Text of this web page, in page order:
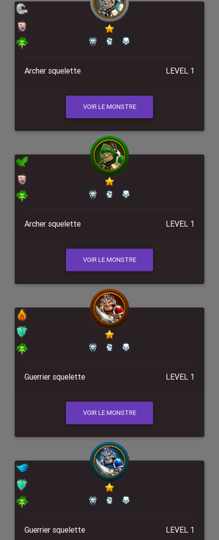
Archer squelette LEVEL 1
VOIR LE MONSTRE
Archer squelette LEVEL 1
VOIR LE MONSTRE
Guerrier squelette LEVEL 1
VOIR LE MONSTRE
Guerrier squelette LEVEL 1